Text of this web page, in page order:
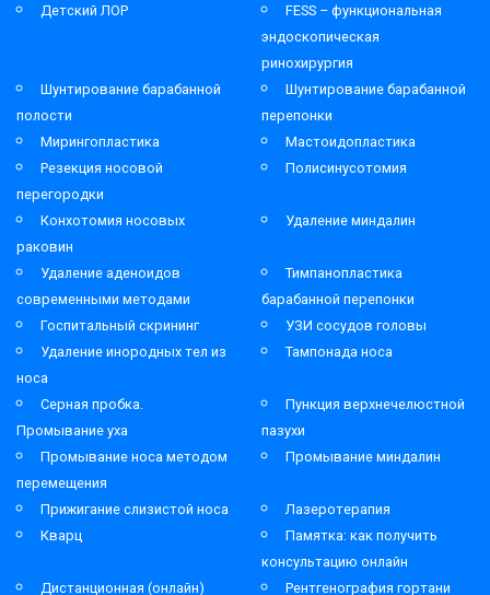
Детский ЛОР
FESS – функциональная
эндоскопическая
ринохирургия
Шунтирование барабанной
полости
Шунтирование барабанной
перепонки
Мирингопластика
Мастоидопластика
Резекция носовой
перегородки
Полисинусотомия
Конхотомия носовых
раковин
Удаление миндалин
Удаление аденоидов
современными методами
Тимпанопластика
барабанной перепонки
Госпитальный скрининг
УЗИ сосудов головы
Удаление инородных тел из
носа
Тампонада носа
Серная пробка.
Промывание уха
Пункция верхнечелюстной
пазухи
Промывание носа методом
перемещения
Промывание миндалин
Прижигание слизистой носа
Лазеротерапия
Кварц
Памятка: как получить
консультацию онлайн
Дистанционная (онлайн)
Рентгенография гортани